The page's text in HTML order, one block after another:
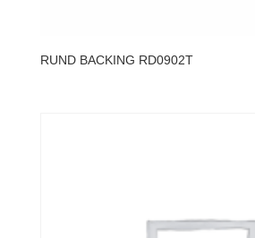
RUND BACKING RD0902T